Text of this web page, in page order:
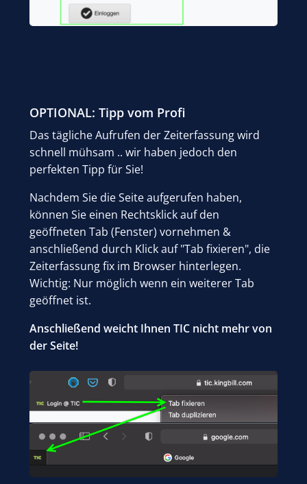
OPTIONAL: Tipp vom Profi
Das tägliche Aufrufen der Zeiterfassung wird
schnell mühsam .. wir haben jedoch den
perfekten Tipp für Sie!
Nachdem Sie die Seite aufgerufen haben,
können Sie einen Rechtsklick auf den
geöffneten Tab (Fenster) vornehmen &
anschließend durch Klick auf "Tab fixieren", die
Zeiterfassung fix im Browser hinterlegen.
Wichtig: Nur möglich wenn ein weiterer Tab
geöffnet ist.
Anschließend weicht Ihnen TIC nicht mehr von
der Seite!